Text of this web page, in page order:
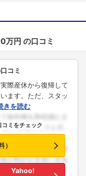
万円 の口コミ
コミ
際産休から復帰して
ます。ただ、スタッ
きを読む
ミをチェック
）
Yahoo!